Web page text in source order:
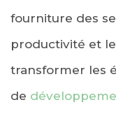
fourniture des
productivité et
transformer les
de